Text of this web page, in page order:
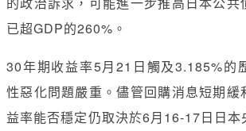
已超GDP的260%。
30年期收益率5月21日觸及3.185%的
性惡化問題嚴重。儘管回購消息短期緩
益率能否穩定仍取決於6月16-17日日